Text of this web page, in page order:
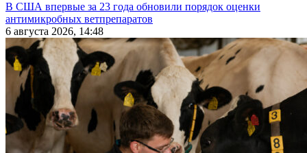
В США впервые за 23 года обновили порядок оценки
антимикробных ветпрепаратов
6 августа 2026, 14:48